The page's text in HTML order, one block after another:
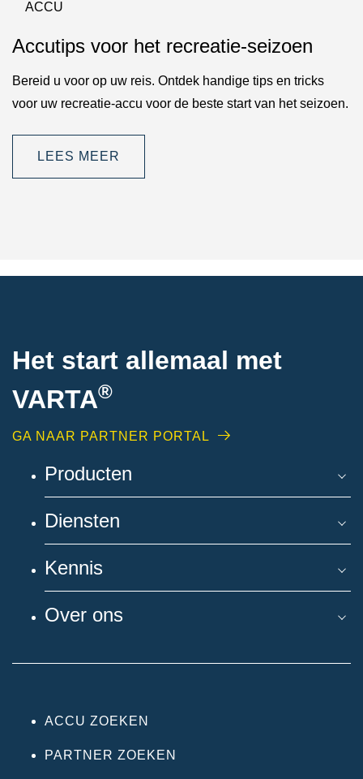
ACCU
Accutips voor het recreatie-seizoen
Bereid u voor op uw reis. Ontdek handige tips en tricks
voor uw recreatie-accu voor de beste start van het seizoen.
LEES MEER
Het start allemaal met
VARTA®
GA NAAR PARTNER PORTAL
Producten
Diensten
Kennis
Over ons
ACCU ZOEKEN
PARTNER ZOEKEN